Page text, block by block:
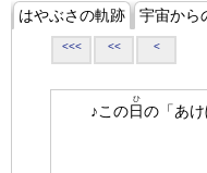
はやぶさの軌跡 宇宙から
<<< << <
♪この日
ひ
の「あけ